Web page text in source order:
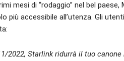
mesi di “rodaggio” nel bel
più accessibile all’utenza. Gli
2022, Starlink ridurrà il tuo